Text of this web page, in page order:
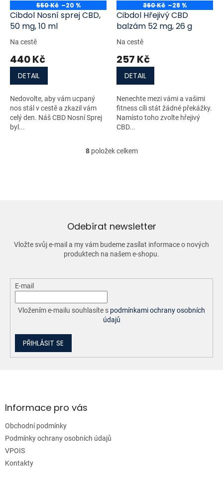
550 Kč –20 %
Cibdol Nosní sprej CBD,
50 mg, 10 ml
Na cestě
440 Kč
DETAIL
Nedovolte, aby vám ucpaný
nos stál v cestě a zkazil vám
celý den. Náš CBD Nosní Sprej
byl...
360 Kč –28 %
Cibdol Hřejivý CBD
balzám 52 mg, 26 g
Na cestě
257 Kč
DETAIL
Nenechte mezi vámi a vašimi
fitness cíli stát žádné překážky.
Namísto toho zvolte hřejivý
CBD...
O
p
r
v
k
v
i
s
u
8položek celkem
Odebírat newsletter
Vložte svůj e-mail a my vám budeme zasílat informace o nových
produktech na našem e-shopu.
E-mail
Vložením e-mailu souhlasíte s podmínkami ochrany osobních
údajů
PŘIHLÁSIT SE
aInformace pro vás
Obchodní podmínky
Podmínky ochrany osobních údajů
VPOIS
Kontakty